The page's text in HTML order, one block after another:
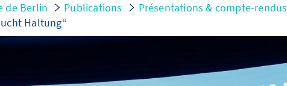
de Berlin Publications
Présentations & compte-rendus
Haltung“